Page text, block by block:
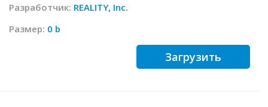
Разработчик: REALITY, Inc.
Размер: 0 b
Загрузить